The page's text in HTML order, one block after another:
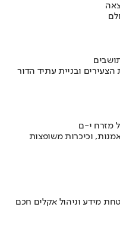
ובניית עתיד הדור
מזרח י-ם
וכיכרות משופצות
מידע וניהול אקלים חכם